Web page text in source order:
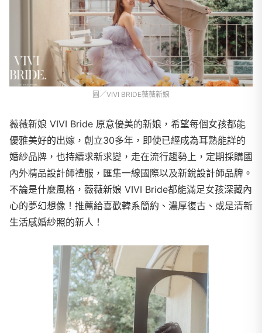
圖／VIVI BRIDE薇薇新娘
薇薇新娘 VIVI Bride 原意優美的新娘，希望每個女孩都能
優雅美好的出嫁，創立30多年，即使已經成為耳熟能詳的
婚紗品牌，也持續求新求變，走在流行趨勢上，定期採購國
內外精品設計師禮服，匯集一線國際以及新銳設計師品牌。
不論是什麼風格，薇薇新娘 VIVI Bride都能滿足女孩深藏內
心的夢幻想像！推薦給喜歡韓系簡約、濃厚復古、或是清新
生活感婚紗照的新人！